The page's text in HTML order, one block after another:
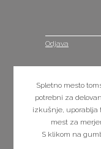
Odjava
Spletno mesto
potrebni za
izkušnje,
mest za
S klikom na